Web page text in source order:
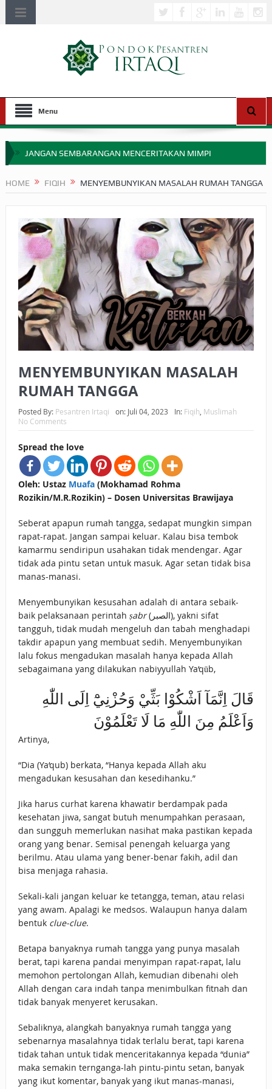
Menu
JANGAN SEMBARANGAN MENCERITAKAN MIMPI
APA HUKUM MEMPERCEPAT PEMBAYARAN ZAKAT
SEBELUM TIBA SAAT WAJIB?
HAKIKAT NIKMAT DI DUNIA!
BAGAIMANA CARA MEMBAYAR ZAKAT UANG?
UANG HARAM BISA MENJADI HALAL JIKA SEBAB
KEPEMILIKANNYA BERUBAH
BAHASA CINTA KARENA ALLAH
HUKUM MEMBAYAR ZAKAT DENGAN CARA MENGANGSUR
HOME FIQIH MENYEMBUNYIKAN MASALAH RUMAH TANGGA
MENYEMBUNYIKAN MASALAH
RUMAH TANGGA
Posted By: Pesantren Irtaqi on: Juli 04, 2023 In: Fiqih, Muslimah
No Comments
Spread the love
Oleh: Ustaz Muafa(Mokhamad Rohma
Rozikin/M.R.Rozikin) – Dosen Universitas Brawijaya
Seberat apapun rumah tangga, sedapat mungkin simpan
rapat-rapat. Jangan sampai keluar. Kalau bisa tembok
kamarmu sendiripun usahakan tidak mendengar. Agar
tidak ada pintu setan untuk masuk. Agar setan tidak bisa
manas-manasi.
Menyembunyikan kesusahan adalah di antara sebaik-
baik pelaksanaan perintah ṣabr(الصبر), yakni sifat
tangguh, tidak mudah mengeluh dan tabah menghadapi
takdir apapun yang membuat sedih. Menyembunyikan
lalu fokus mengadukan masalah hanya kepada Allah
sebagaimana yang dilakukan nabiyyullah Ya‘qūb,
قَالَ اِنَّمَآ اَشْكُوْا بَثِّيْ وَحُزْنِيْٓ اِلَى اللّٰهِ
وَاَعْلَمُ مِنَ اللّٰهِ مَا لَا تَعْلَمُوْنَ
Artinya,
“Dia (Ya‘qub) berkata, “Hanya kepada Allah aku
mengadukan kesusahan dan kesedihanku.”
Jika harus curhat karena khawatir berdampak pada
kesehatan jiwa, sangat butuh menumpahkan perasaan,
dan sungguh memerlukan nasihat maka pastikan kepada
orang yang benar. Semisal penengah keluarga yang
berilmu. Atau ulama yang bener-benar fakih, adil dan
bisa menjaga rahasia.
Sekali-kali jangan keluar ke tetangga, teman, atau relasi
yang awam. Apalagi ke medsos. Walaupun hanya dalam
bentuk clue-clue.
Betapa banyaknya rumah tangga yang punya masalah
berat, tapi karena pandai menyimpan rapat-rapat, lalu
memohon pertolongan Allah, kemudian dibenahi oleh
Allah dengan cara indah tanpa menimbulkan fitnah dan
tidak banyak menyeret kerusakan.
Sebaliknya, alangkah banyaknya rumah tangga yang
sebenarnya masalahnya tidak terlalu berat, tapi karena
tidak tahan untuk tidak menceritakannya kepada “dunia”
maka semakin ternganga-lah pintu-pintu setan, banyak
yang ikut komentar, banyak yang ikut manas-manasi,